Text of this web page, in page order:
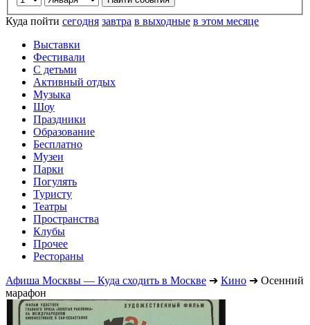
Куда пойти сегодня завтра в выходные в этом месяце
Выставки
Фестивали
С детьми
Активный отдых
Музыка
Шоу
Праздники
Образование
Бесплатно
Музеи
Парки
Погулять
Туристу
Театры
Пространства
Клубы
Прочее
Рестораны
Афиша Москвы — Куда сходить в Москве ➔ Кино ➔ Осенний
марафон